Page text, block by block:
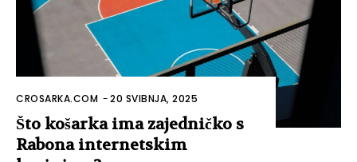
CROSARKA.COM -20 SVIBNJA, 2025
Što košarka ima zajedničko s
Rabona internetskim